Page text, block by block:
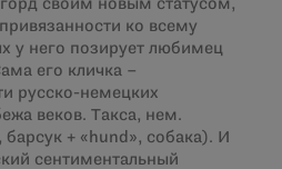
своим новым статусом,
ко всему
у него позирует любимец
его кличка –
русско-немецких
веков. Такса, нем.
+ «hund», собака). И
сентиментальный